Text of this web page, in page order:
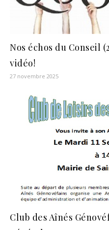
Nos échos du Conseil
vidéo!
27 novembre 2025
Club des Aînés